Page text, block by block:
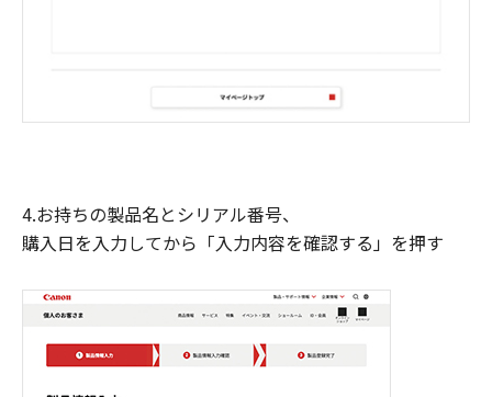
4.お持ちの製品名とシリアル番号、
購入日を入力してから「入力内容を確認する」を押す